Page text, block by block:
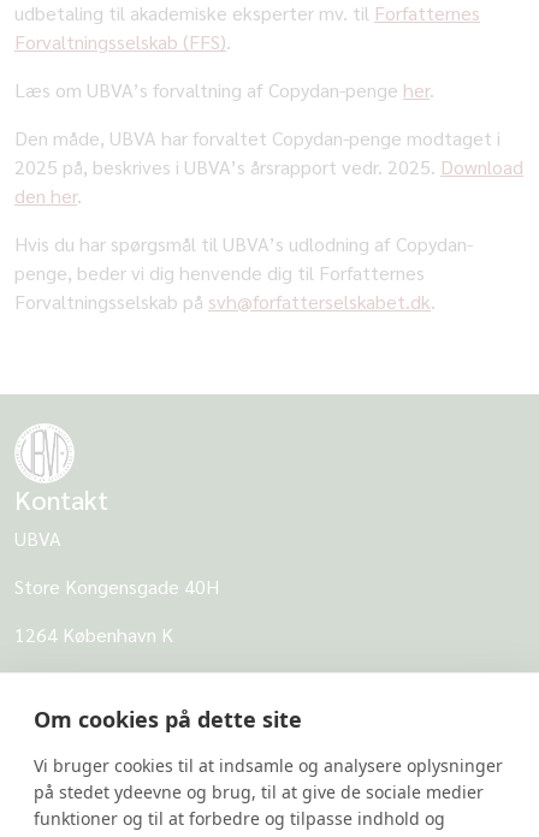
Om cookies på dette site
Vi bruger cookies til at indsamle og analysere oplysninger
på stedet ydeevne og brug, til at give de sociale medier
funktioner og til at forbedre og tilpasse indhold og
udbetaling til akademiske eksperter mv. til Forfatternes
Forvaltningsselskab (FFS).
Læs om UBVA’s forvaltning af Copydan-penge her.
Den måde, UBVA har forvaltet Copydan-penge modtaget i
2025 på, beskrives i UBVA’s årsrapport vedr. 2025. Download
den her.
Hvis du har spørgsmål til UBVA’s udlodning af Copydan-
penge, beder vi dig henvende dig til Forfatternes
Forvaltningsselskab på svh@forfatterselskabet.dk.
Kontakt
UBVA
Store Kongensgade 40H
1264 København K
UBVA
Om UBVA
Persondatapolitik for UBVA